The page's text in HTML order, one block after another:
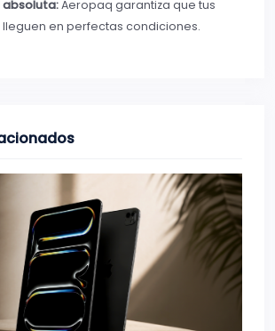
absoluta:Aeropaq garantiza que tus
en perfectas condiciones.